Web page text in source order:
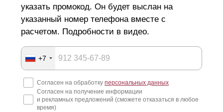
указать промокод. Он будет выслан на
указанный номер телефона вместе с
расчетом. Подробности в видео.
+7
Согласен на обработку персональных данных
Согласен на получение информации
и рекламных предложений (сможете отказаться в любое
время)